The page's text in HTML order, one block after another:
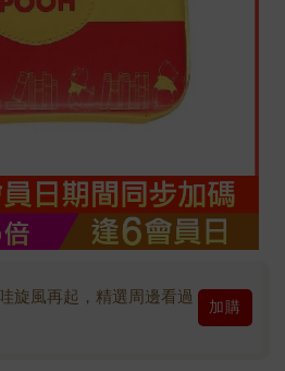
旋風再起，精選周邊看過
加購